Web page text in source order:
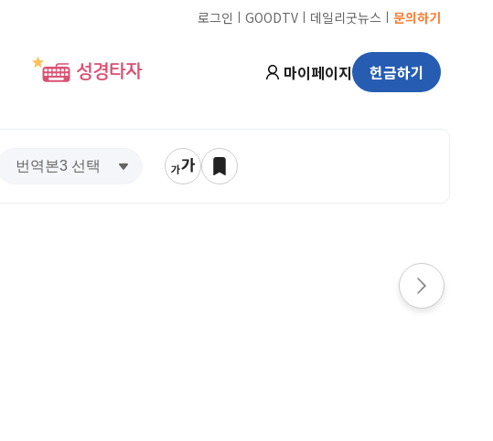
로그인 ㅣ GOODTV ㅣ 데일리굿뉴스 ㅣ 문의하기
성경타자 마이페이지 헌금하기